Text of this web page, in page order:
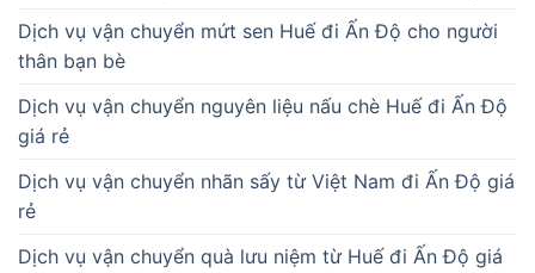
Dịch vụ vận chuyển mứt sen Huế đi Ấn Độ cho người
thân bạn bè
Dịch vụ vận chuyển nguyên liệu nấu chè Huế đi Ấn Độ
giá rẻ
Dịch vụ vận chuyển nhãn sấy từ Việt Nam đi Ấn Độ giá
rẻ
Dịch vụ vận chuyển quà lưu niệm từ Huế đi Ấn Độ giá